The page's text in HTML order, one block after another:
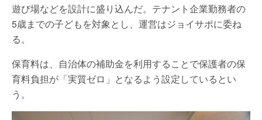
遊び場などを設計に盛り込んだ。テナント企業勤務者の
5歳までの子どもを対象とし、運営はジョイサポに委ね
る。
保育料は、自治体の補助金を利用することで保護者の保
育料負担が「実質ゼロ」となるよう設定しているとい
う。